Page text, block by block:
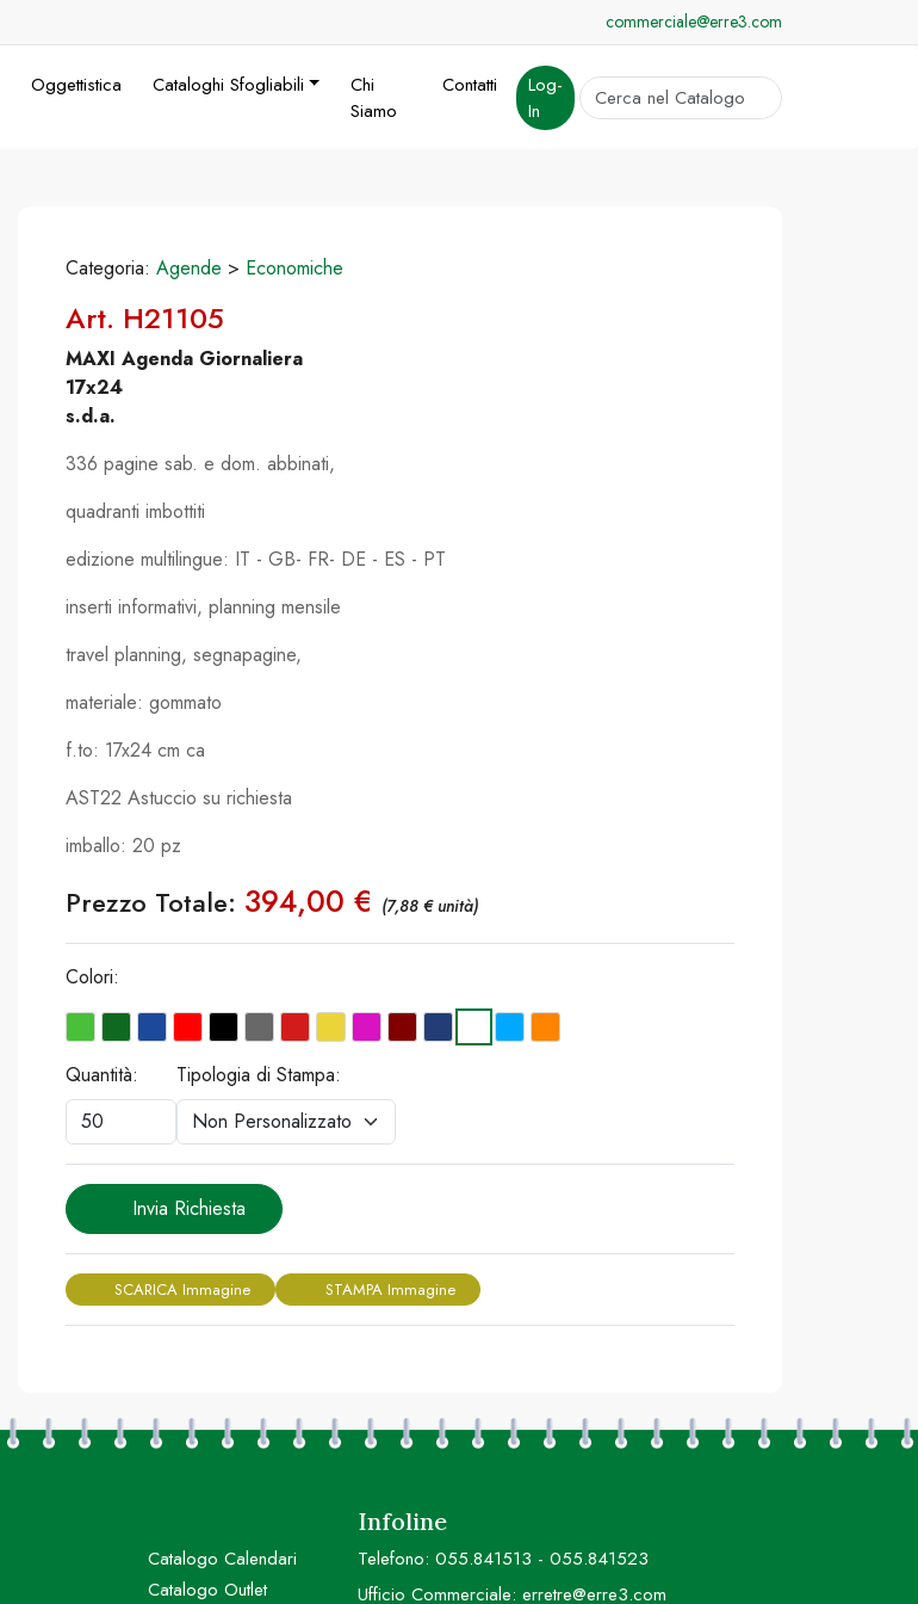
commerciale@erre3.com
Oggettistica Cataloghi Sfogliabili
Chi
Siamo
Contatti
Log-
In
cerca
Categoria: Agende > Economiche
Art. H21105
MAXI Agenda Giornaliera
17x24
s.d.a.
336 pagine sab. e dom. abbinati,
quadranti imbottiti
edizione multilingue: IT - GB- FR- DE - ES - PT
inserti informativi, planning mensile
travel planning, segnapagine,
materiale: gommato
f.to: 17x24 cm ca
AST22 Astuccio su richiesta
imballo: 20 pz
Prezzo Totale: 394,00 € (7,88 € unità)
Colori:
Quantità: Tipologia di Stampa:
Invia Richiesta
SCARICA Immagine STAMPA Immagine
Catalogo Calendari
Catalogo Outlet
Infoline
Telefono: 055.841513 - 055.841523
Ufficio Commerciale: erretre@erre3.com